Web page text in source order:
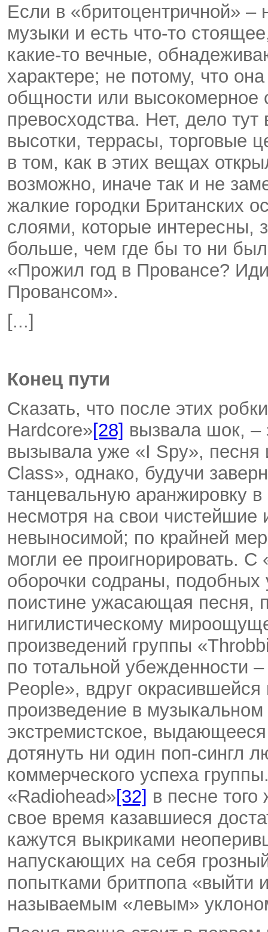
Если в «бритоцентричной» –
музыки и есть что-то
какие-то вечные,
характере; не потому, что
общности или высокомерное
превосходства. Нет, дело
высотки, террасы, торговые
в том, как в этих вещах
возможно, иначе так и не
жалкие городки Британских
слоями, которые интересны,
больше, чем где бы то ни
«Прожил год в Провансе?
Провансом».
[...]
Конец пути
Сказать, что после этих
Hardcore»[28] вызвала шок, –
вызывала уже «I Spy»,
Class», однако, будучи
танцевальную аранжировку
несмотря на свои чистейшие
невыносимой; по крайней
могли ее проигнорировать.
оборочки содраны,
поистине ужасающая песня,
нигилистическому
произведений группы
по тотальной убежденности
People», вдруг окрасившейся
произведение в
экстремистское,
дотянуть ни один поп-сингл
коммерческого успеха
«Radiohead»[32] в песне
свое время казавшиеся
кажутся выкриками
напускающих на себя
попытками бритпопа «выйти
называемым «левым»